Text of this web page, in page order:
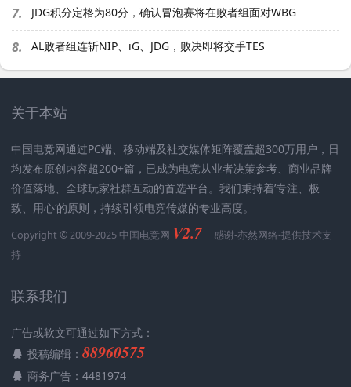
7. JDG积分定格为80分，确认冒泡赛将在败者组面对WBG
8. AL败者组连斩NIP、iG、JDG，败决即将交手TES
关于本站
中国电竞网通过PC端、移动端及社交媒体矩阵覆盖超300万用户，日
均发布原创内容超200+篇，已成为电竞从业者决策参考、商业品牌
价值落地、全球玩家社群互动的首选平台。我们秉持着’专注、极
致、用心‘的原则，持续引领电竞传媒的专业高度。
Copyright © 2009-2025 中国电竞网 V2.7 感谢-亦然网络-提供技术支
持
联系我们
广告或软文可通过如下方式：
投稿编辑： 88960575
商务广告：4481974